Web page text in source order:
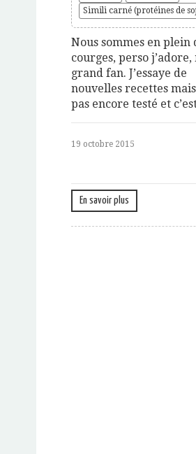
Simili carné (protéines de
Nous sommes en plein
courges, perso
grand fan. J’essaye de
nouvelles recettes
pas encore testé et
19 octobre 2015
En savoir plus